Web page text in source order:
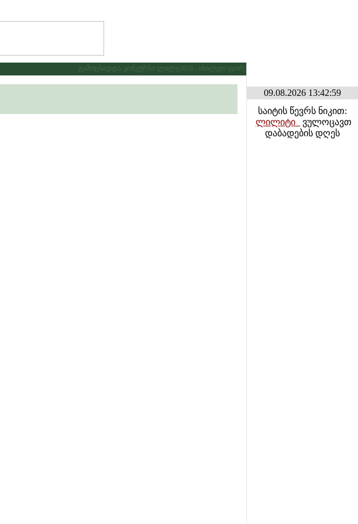
გამოცხადდა კონკურსი ლილე2026 . იხილეთ ფორუმზე კონკურსების განყოფილებაში
09.08.2026 13:42:59
საიტის წევრს ნიკით:
ლილიტი_
ვულოცავთ
დაბადების დღეს